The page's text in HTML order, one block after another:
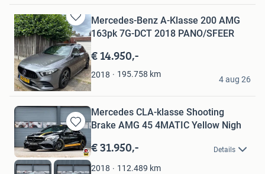
Bewaren
in
Mijn
Favorieten
Mercedes-Benz A-Klasse 200 AMG
163pk 7G-DCT 2018 PANO/SFEER
€ 14.950,-
2018 195.758 km
Kevin
Nederweert
4 aug 26
Bewaren
in
Mijn
Favorieten
Mercedes CLA-klasse Shooting
Brake AMG 45 4MATIC Yellow Nigh
€ 31.950,- Details
2018 112.489 km